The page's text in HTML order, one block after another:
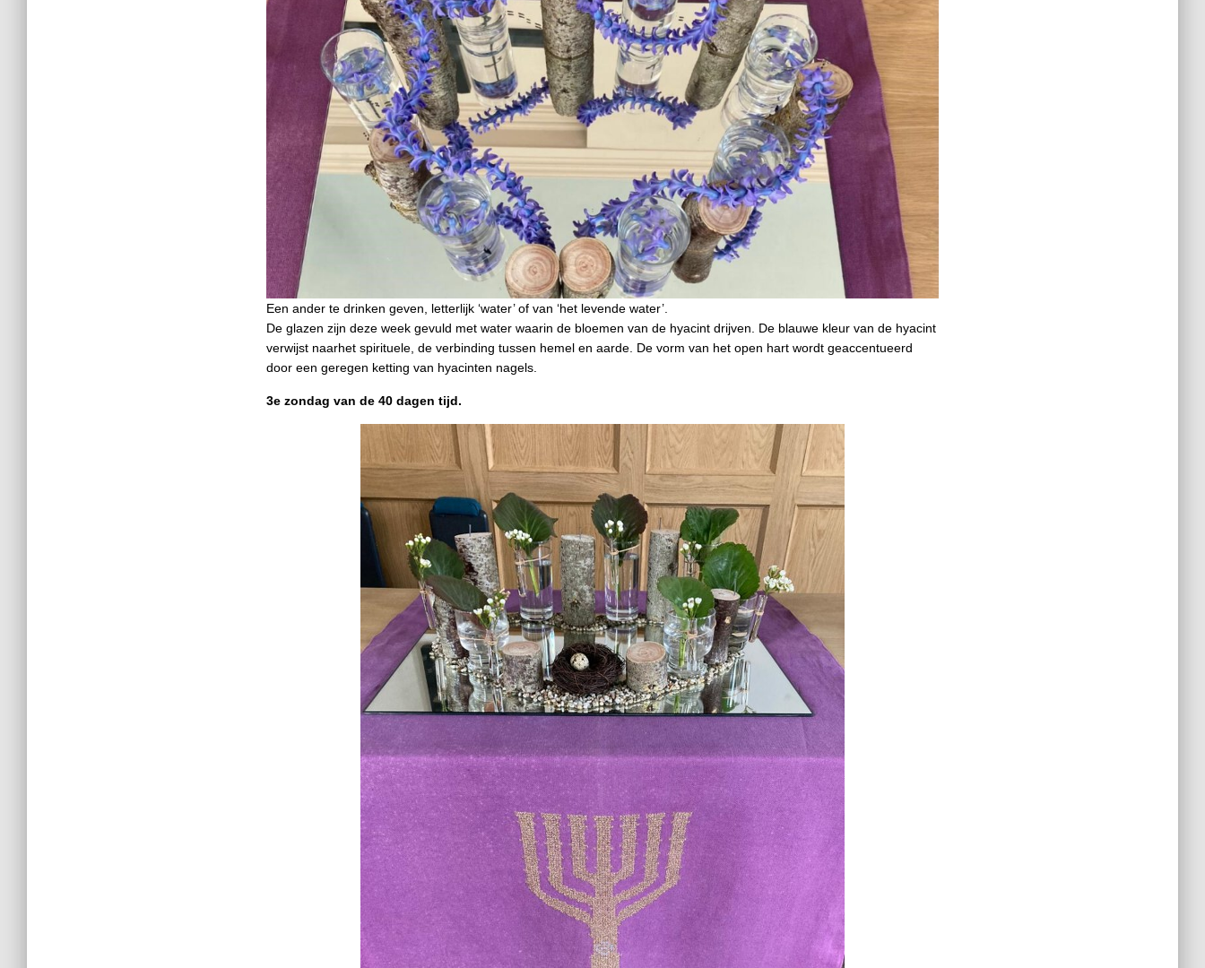
Een ander te drinken geven, letterlijk ‘water’ of van ‘het levende water’.
De glazen zijn deze week gevuld met water waarin de bloemen van de hyacint drijven. De blauwe kleur van de hyacint
verwijst naarhet spirituele, de verbinding tussen hemel en aarde. De vorm van het open hart wordt geaccentueerd
door een geregen ketting van hyacinten nagels.
3e zondag van de 40 dagen tijd.